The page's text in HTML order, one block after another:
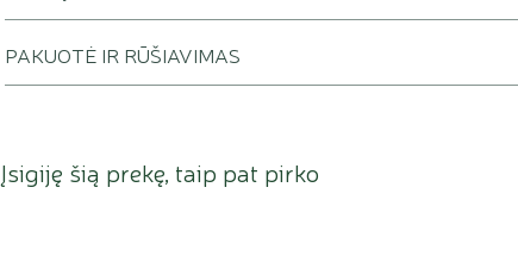
PAKUOTĖ IR RŪŠIAVIMAS
Įsigiję šią prekę, taip pat pirko